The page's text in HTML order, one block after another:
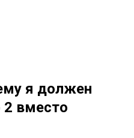
я должен
вместо